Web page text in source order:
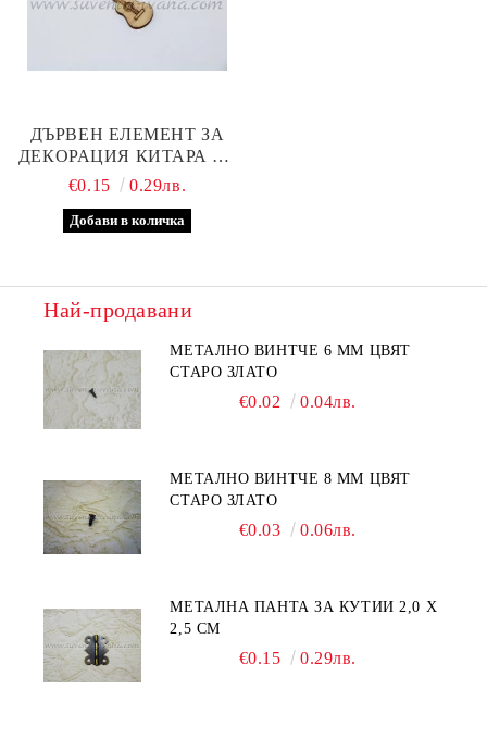
ДЪРВЕН ЕЛЕМЕНТ ЗА
ДЕКОРАЦИЯ КИТАРА 3,5
Х 1,5 СМ
€0.15 0.29лв.
Най-продавани
МЕТАЛНО ВИНТЧЕ 6 ММ ЦВЯТ
СТАРО ЗЛАТО
€0.02 0.04лв.
МЕТАЛНО ВИНТЧЕ 8 ММ ЦВЯТ
СТАРО ЗЛАТО
€0.03 0.06лв.
МЕТАЛНА ПАНТА ЗА КУТИИ 2,0 Х
2,5 СМ
€0.15 0.29лв.